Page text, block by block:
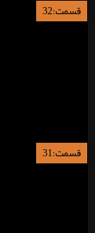
قسمت:32
قسمت:31